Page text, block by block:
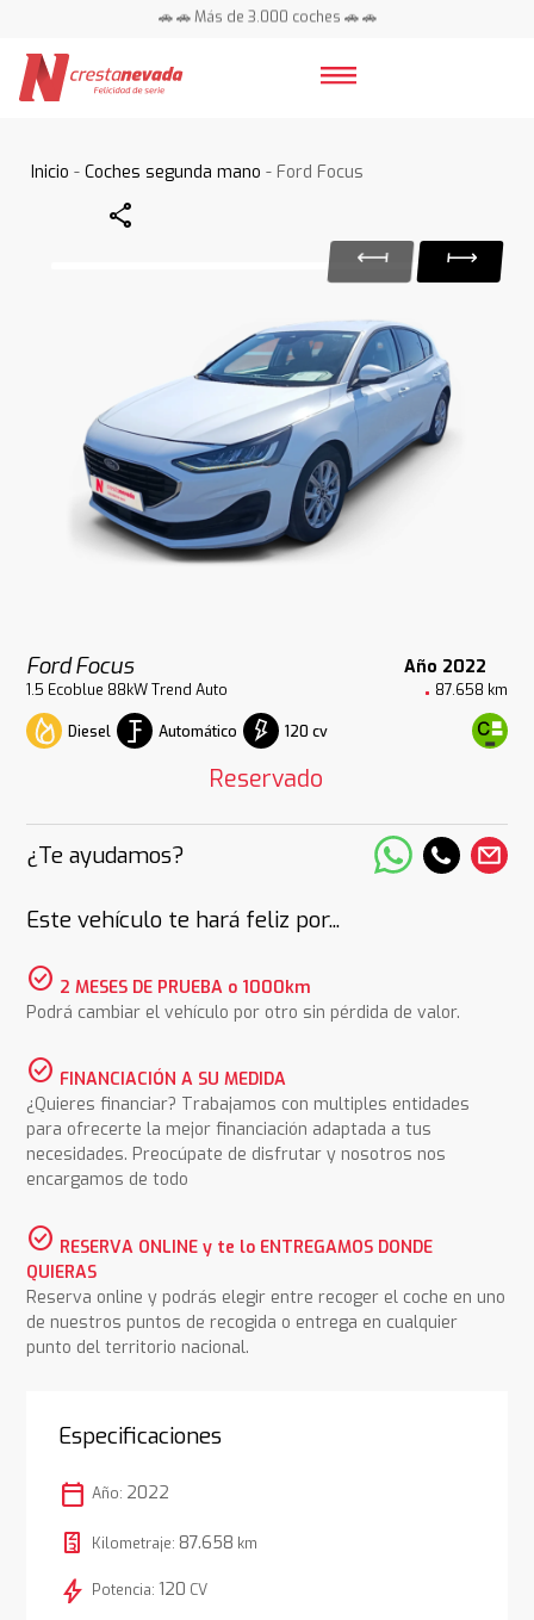
🚗 🚗 Más de 3.000 coches 🚗 🚗
Inicio -Coches segunda mano - Ford Focus
Share
Ford Focus Año 2022
1.5 Ecoblue 88kW Trend Auto 87.658 km
Diesel Automático 120 cv
Reservado
¿Te ayudamos?
Este vehículo te hará feliz por...
check_circle 2 MESES DE PRUEBA o 1000km
Podrá cambiar el vehículo por otro sin pérdida de valor.
check_circle FINANCIACIÓN A SU MEDIDA
¿Quieres financiar? Trabajamos con multiples entidades
para ofrecerte la mejor financiación adaptada a tus
necesidades. Preocúpate de disfrutar y nosotros nos
encargamos de todo
check_circle RESERVA ONLINE y te lo ENTREGAMOS DONDE
QUIERAS
Reserva online y podrás elegir entre recoger el coche en uno
de nuestros puntos de recogida o entrega en cualquier
punto del territorio nacional.
Especificaciones
calendar_today Año: 2022
Kilometraje: 87.658 km
bolt Potencia: 120 CV